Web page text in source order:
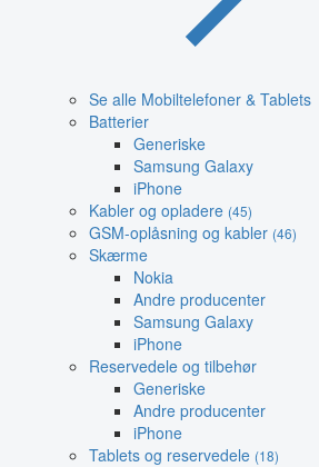
Se alle Mobiltelefoner & Tablets
Batterier
Generiske
Samsung Galaxy
iPhone
Kabler og opladere (45)
GSM-oplåsning og kabler (46)
Skærme
Nokia
Andre producenter
Samsung Galaxy
iPhone
Reservedele og tilbehør
Generiske
Andre producenter
iPhone
Tablets og reservedele (18)